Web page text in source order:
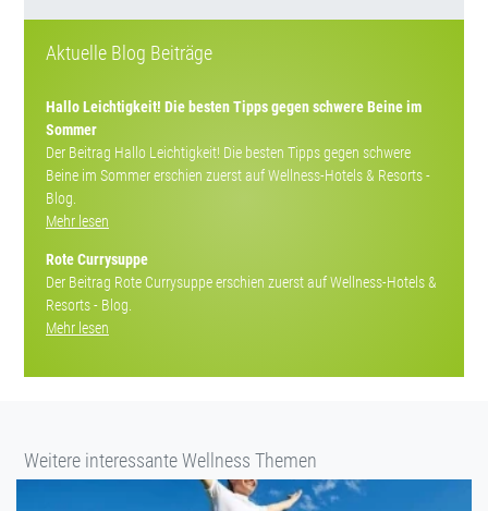
Aktuelle Blog Beiträge
Hallo Leichtigkeit! Die besten Tipps gegen schwere Beine im
Sommer
Der Beitrag Hallo Leichtigkeit! Die besten Tipps gegen schwere
Beine im Sommer erschien zuerst auf Wellness-Hotels & Resorts -
Blog.
Mehr lesen
Rote Currysuppe
Der Beitrag Rote Currysuppe erschien zuerst auf Wellness-Hotels &
Resorts - Blog.
Mehr lesen
Weitere interessante Wellness Themen